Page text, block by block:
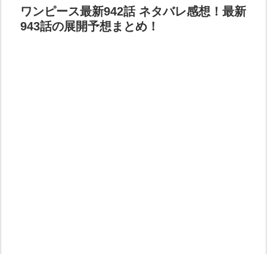
ワンピース最新942話 ネタバレ感想！最新
943話の展開予想まとめ！